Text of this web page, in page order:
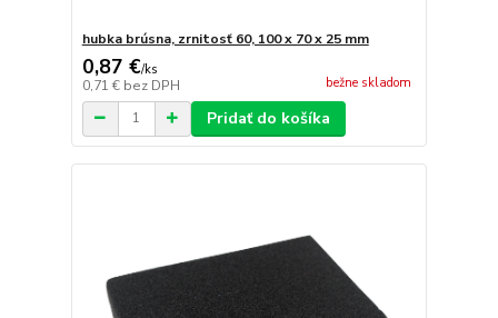
hubka brúsna, zrnitosť 60, 100 x 70 x 25 mm
0,87 €/ks
0,71 € bez DPH bežne skladom
Pridať do košíka